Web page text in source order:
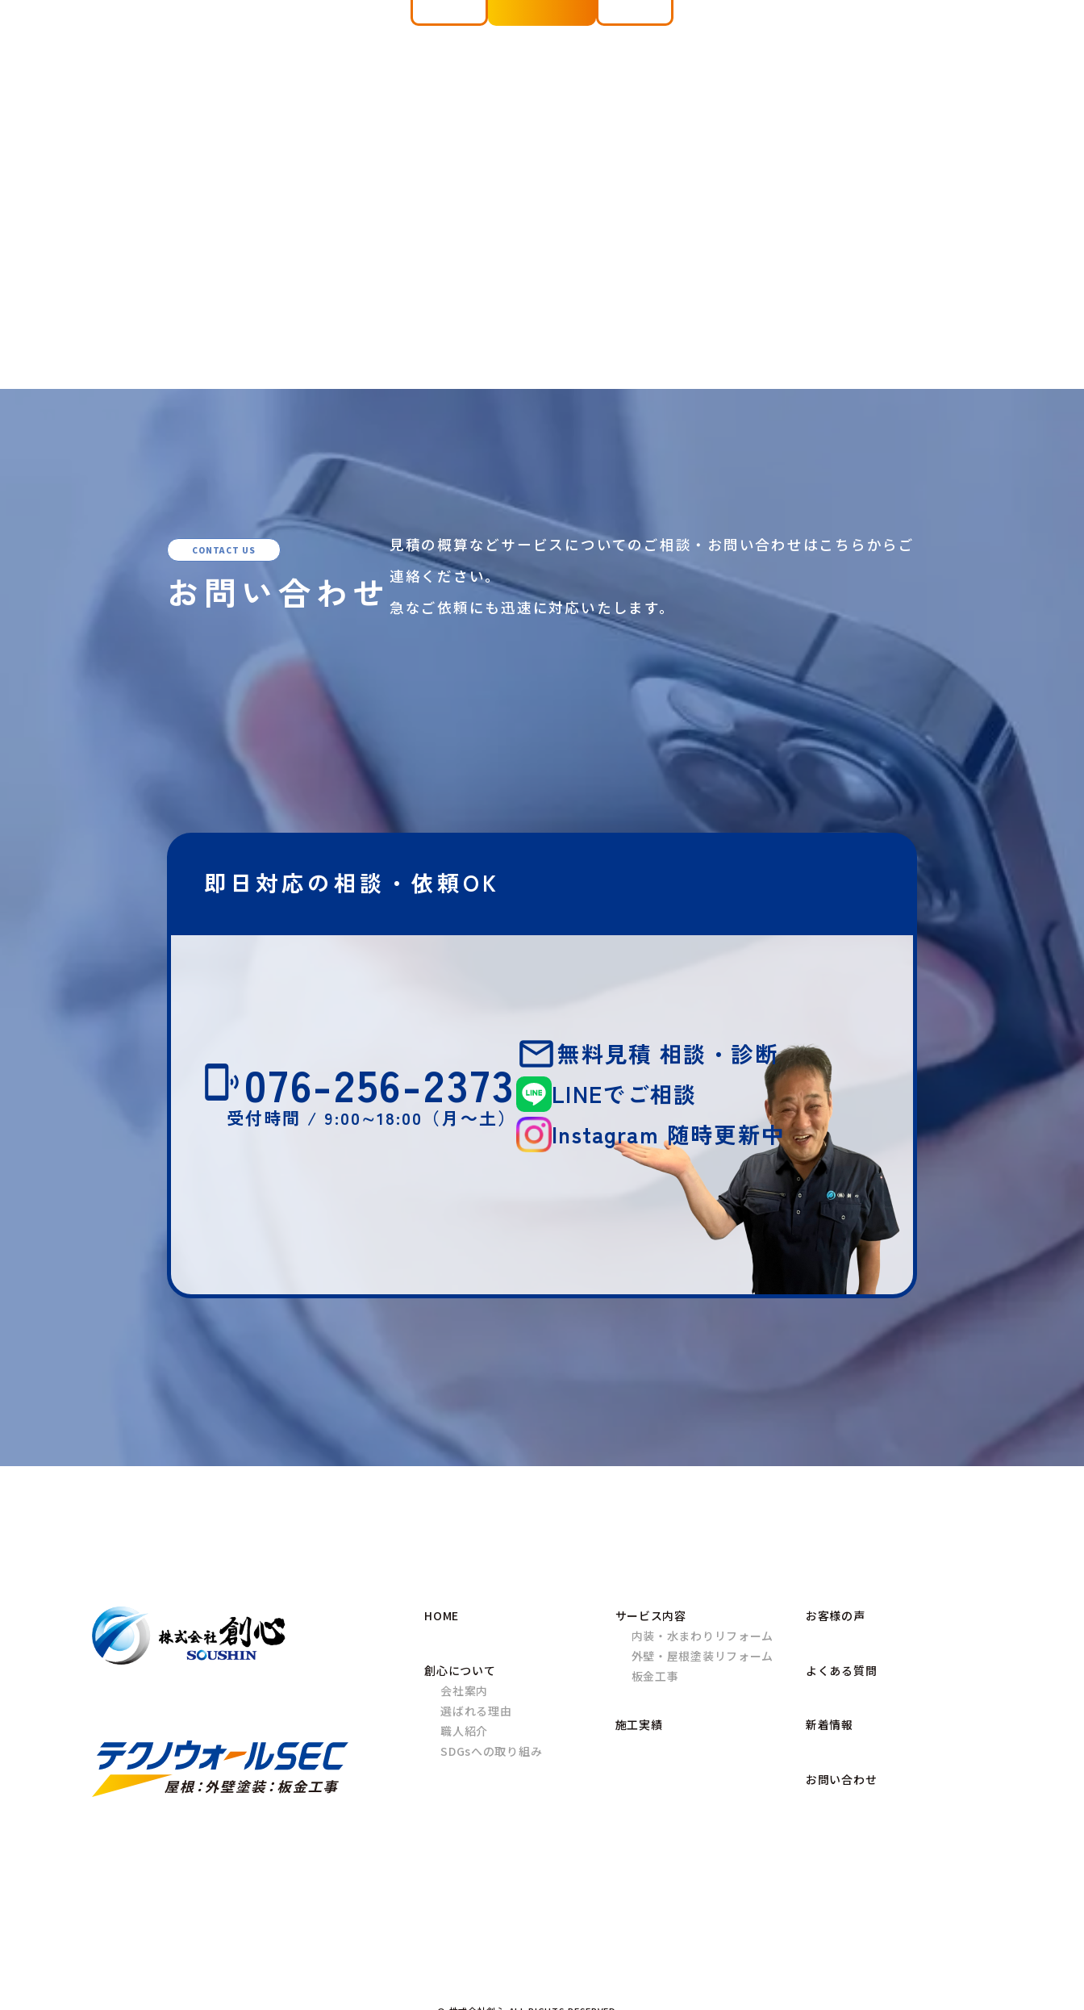
CONTACT US
お問い合わせ
見積の概算などサービスについてのご相談・お問い合わせはこちらからご
連絡ください。
急なご依頼にも迅速に対応いたします。
即日対応の相談・依頼OK
076-256-2373
受付時間 / 9:00∼18:00（月～土）
無料見積 相談・診断
LINEでご相談
Instagram 随時更新中
HOME
サービス内容
内装・水まわりリフォーム
外壁・屋根塗装リフォーム
板金工事
お客様の声
創心について
会社案内
選ばれる理由
職人紹介
SDGsへの取り組み
施工実績
よくある質問
新着情報
お問い合わせ